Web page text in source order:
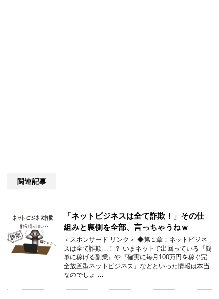
関連記事
「ネットビジネスは全て詐欺！」その仕
組みと裏側を全部、言っちゃうねｗ
＜スポンサード リンク＞ ◆第１章：ネットビジネ
スは全て詐欺…！？ いまネットで出回っている『簡
単に稼げる副業』や『確実に毎月100万円を稼ぐ完
全放置型ネットビジネス』などといった情報は本当
なのでしょ …